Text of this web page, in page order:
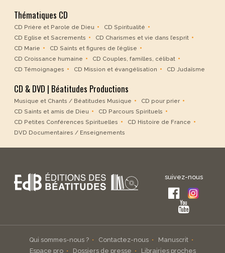
Thématiques CD
CD Prière et Parole de Dieu
CD Spiritualité
CD Eglise et Sacrements
CD Charismes et vie dans l’esprit
CD Marie
CD Saints et figures de l’église
CD Croissance humaine
CD Couples, familles, célibat
CD Témoignages
CD Mission et évangélisation CD Judaïsme
CD & DVD | Béatitudes Productions
Musique et Chants / Béatitudes Musique
CD pour prier
CD Saints et amis de Dieu
CD Parcours Spirituels
CD Petites Conférences Spirituelles
CD Histoire de France
DVD Documentaires / Enseignements
suivez-nous
Qui sommes-nous ? Contactez-nous
Manuscrit
Espace pro
Dossiers de presse Librairies proches